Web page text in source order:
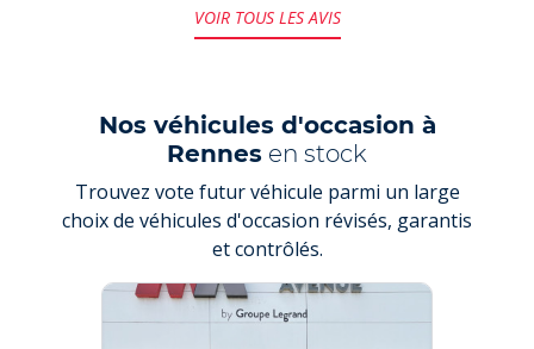
VOIR TOUS LES AVIS
Nos véhicules d'occasion à
Rennes en stock
Trouvez vote futur véhicule parmi un large
choix de véhicules d'occasion révisés, garantis
et contrôlés.